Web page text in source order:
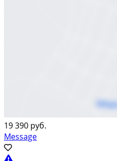
19 390 руб.
Message